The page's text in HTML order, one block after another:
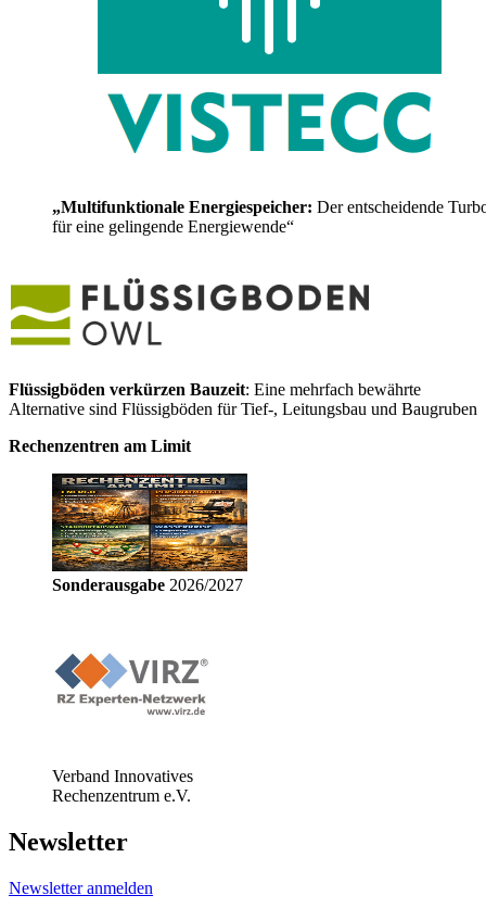
„Multifunktionale Energiespeicher: Der entscheidende
für eine gelingende Energiewende“
Flüssigböden verkürzen Bauzeit: Eine mehrfach bewährte
Alternative sind Flüssigböden für Tief-, Leitungsbau und Baugruben
Rechenzentren am Limit
Sonderausgabe 2026/2027
Verband Innovatives
Rechenzentrum e.V.
Newsletter
Newsletter anmelden